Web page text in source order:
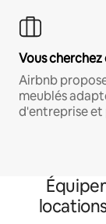
Vous cherchez
Airbnb
meublés
d'entreprise et